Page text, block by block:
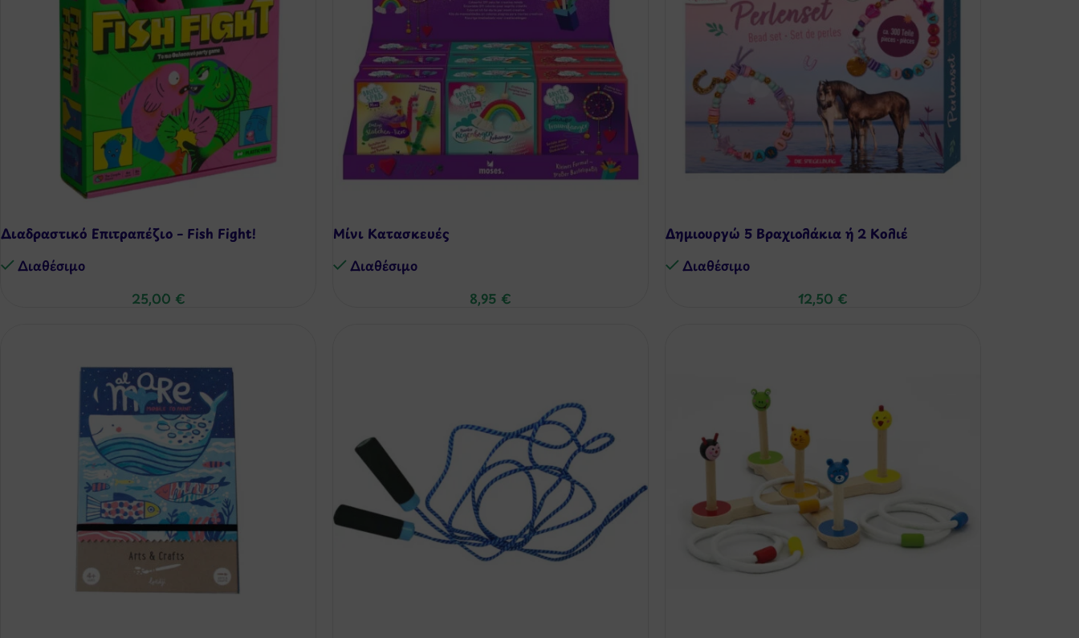
Διαδραστικό Επιτραπέζιο – Fish Fight!
Διαθέσιμo
25,00 €
Μίνι Κατασκευές
Διαθέσιμo
8,95 €
Δημιουργώ 5 Βραχιολάκια ή 2 Κολιέ
Διαθέσιμo
12,50 €